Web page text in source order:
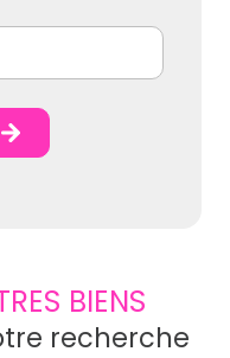
BIENS
recherche